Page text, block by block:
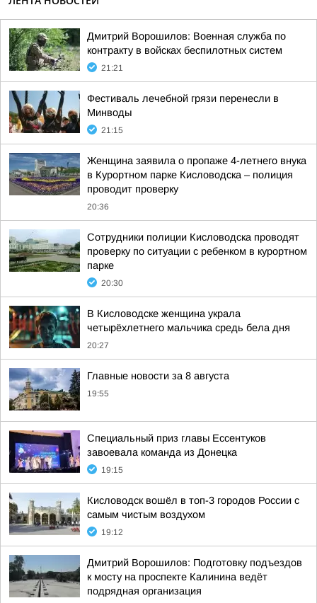
Дмитрий Ворошилов: Военная служба по
контракту в войсках беспилотных систем
21:21
Фестиваль лечебной грязи перенесли в
Минводы
21:15
Женщина заявила о пропаже 4-летнего внука
в Курортном парке Кисловодска – полиция
проводит проверку
20:36
Сотрудники полиции Кисловодска проводят
проверку по ситуации с ребенком в курортном
парке
20:30
В Кисловодске женщина украла
четырёхлетнего мальчика средь бела дня
20:27
Главные новости за 8 августа
19:55
Специальный приз главы Ессентуков
завоевала команда из Донецка
19:15
Кисловодск вошёл в топ-3 городов России с
самым чистым воздухом
19:12
Дмитрий Ворошилов: Подготовку подъездов
к мосту на проспекте Калинина ведёт
подрядная организация